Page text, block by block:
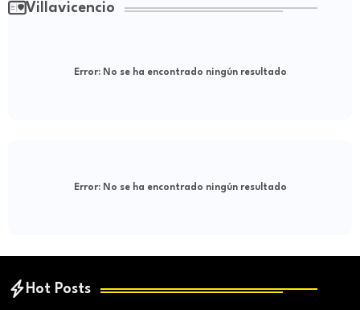
Villavicencio
Error:No se ha encontrado ningún resultado
Error:No se ha encontrado ningún resultado
Hot Posts